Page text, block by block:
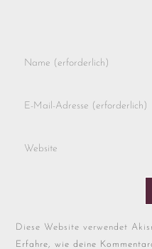
Diese Website verwendet
Erfahre, wie deine